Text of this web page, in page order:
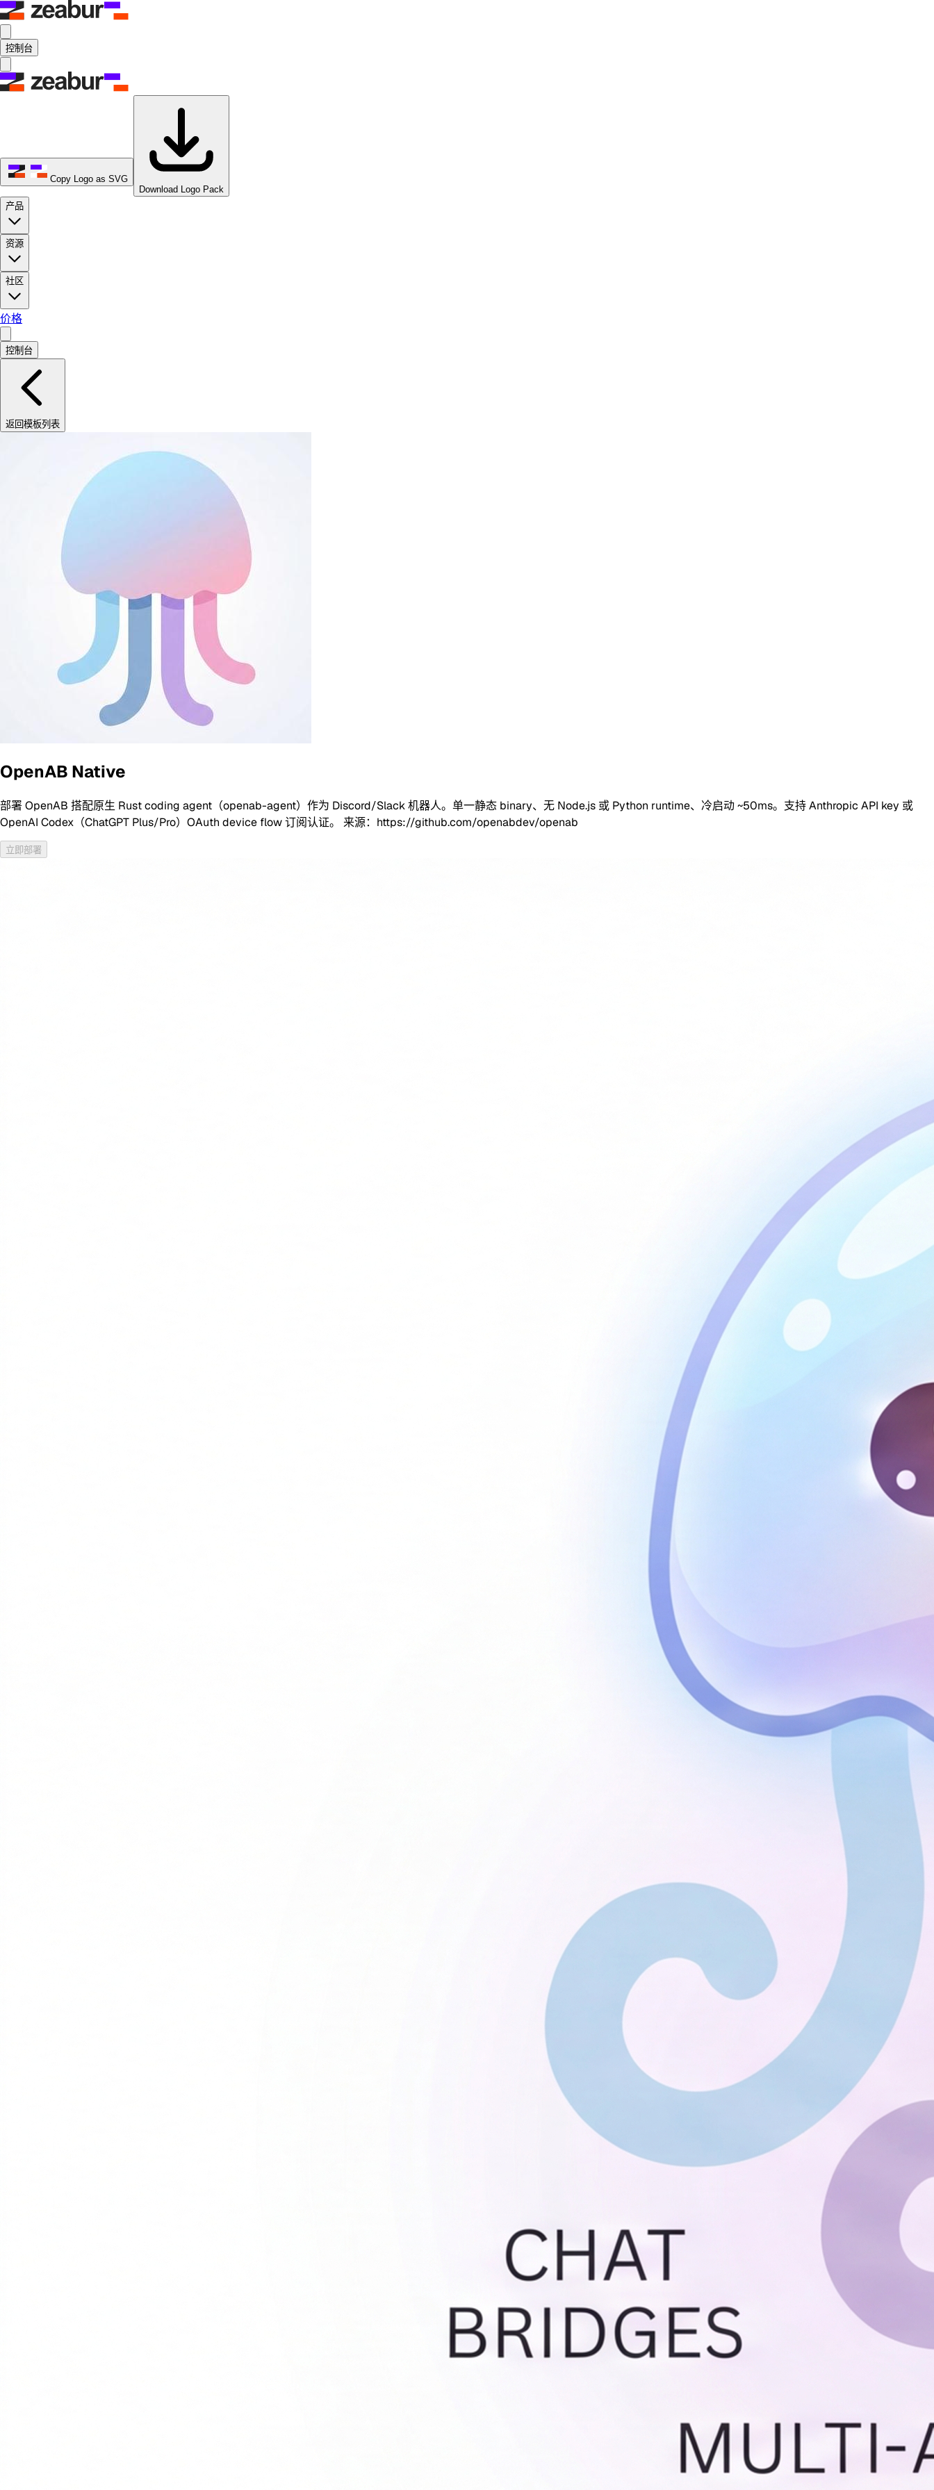
控制台
Copy Logo as SVG
Download Logo Pack
产品
资源
社区
价格
控制台
返回模板列表
OpenAB Native
部署 OpenAB 搭配原生 Rust coding agent（openab-agent）作为 Discord/Slack 机器人。单一静态 binary、无 Node.js 或 Python runtime、冷启动 ~50ms。支持 Anthropic API key 或
OpenAI Codex（ChatGPT Plus/Pro）OAuth device flow 订阅认证。 来源：https://github.com/openabdev/openab
立即部署